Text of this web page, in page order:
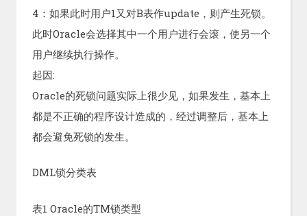
4：如果此时用户1又对B表作update，则产生死锁。
此时Oracle会选择其中一个用户进行会滚，使另一个
用户继续执行操作。
起因:
Oracle的死锁问题实际上很少见，如果发生，基本上
都是不正确的程序设计造成的，经过调整后，基本上
都会避免死锁的发生。
DML锁分类表
表1 Oracle的TM锁类型